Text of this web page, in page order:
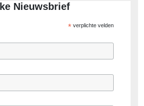
Nieuwsbrief
*verplichte velden